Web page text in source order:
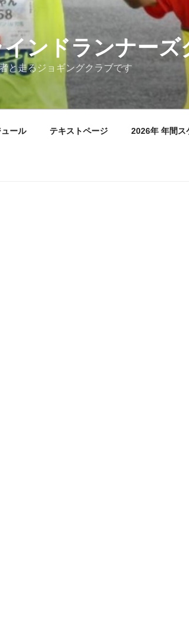
ンドランナーズ
と走るジョギングクラブです
ール テキストページ 2026年 年間ス